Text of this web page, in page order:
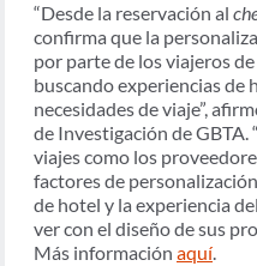
“Desde la reservación al
confirma que la
por parte de los viajeros
buscando experiencias de
necesidades de viaje”,
de Investigación de GBTA.
viajes como los
factores de
de hotel y la experiencia
ver con el diseño de sus
Más información aquí.